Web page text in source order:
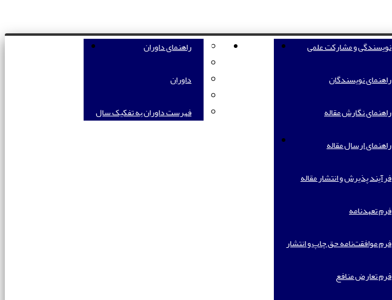
نویسندگی و مشارکت علمی
راهنمای نویسندگان
راهنمای نگارش مقاله
راهنمای ارسال مقاله
فرآیند پذیرش و انتشار مقاله
فرم تعهدنامه
فرم موافقت‌نامه حق چاپ و انتشار
فرم تعارض منافع
فرستادن مقاله داوران
راهنمای داوران
داوران
فهرست داوران به تفکیک سال